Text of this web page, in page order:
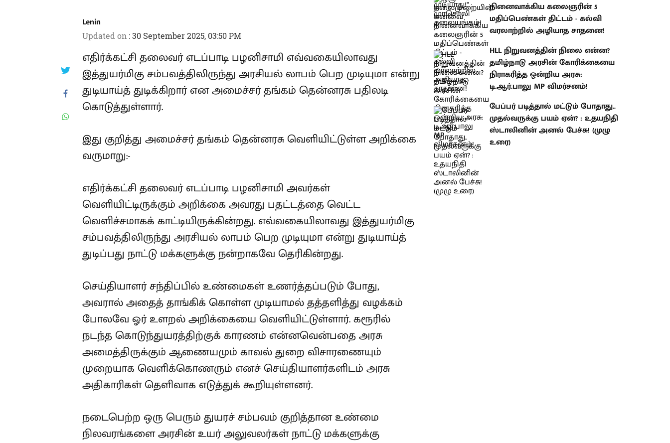
Lenin
Updated on :30 September 2025, 03:50 PM
எதிர்க்கட்சி தலைவர் எடப்பாடி பழனிசாமி எவ்வகையிலாவது
இத்துயர்மிகு சம்பவத்திலிருந்து அரசியல் லாபம் பெற முடியுமா என்று
துடியாய்த் துடிக்கிறார் என அமைச்சர் தங்கம் தென்னரசு பதிலடி
கொடுத்துள்ளார்.
இது குறித்து அமைச்சர் தங்கம் தென்னரசு வெளியிட்டுள்ள அறிக்கை
வருமாறு:-
எதிர்க்கட்சி தலைவர் எடப்பாடி பழனிசாமி அவர்கள்
வெளியிட்டிருக்கும் அறிக்கை அவரது பதட்டத்தை வெட்ட
வெளிச்சமாகக் காட்டியிருக்கின்றது. எவ்வகையிலாவது இத்துயர்மிகு
சம்பவத்திலிருந்து அரசியல் லாபம் பெற முடியுமா என்று துடியாய்த்
துடிப்பது நாட்டு மக்களுக்கு நன்றாகவே தெரிகின்றது.
செய்தியாளர் சந்திப்பில் உண்மைகள் உணர்த்தப்படும் போது,
அவரால் அதைத் தாங்கிக் கொள்ள முடியாமல் தத்தளித்து வழக்கம்
போலவே ஓர் உளறல் அறிக்கையை வெளியிட்டுள்ளார். கரூரில்
நடந்த கொடுந்துயரத்திற்குக் காரணம் என்னவென்பதை அரசு
அமைத்திருக்கும் ஆணையமும் காவல் துறை விசாரணையும்
முறையாக வெளிக்கொணரும் எனச் செய்தியாளர்களிடம் அரசு
அதிகாரிகள் தெளிவாக எடுத்துக் கூறியுள்ளனர்.
நடைபெற்ற ஒரு பெரும் துயரச் சம்பவம் குறித்தான உண்மை
நிலவரங்களை அரசின் உயர் அலுவலர்கள் நாட்டு மக்களுக்கு
நினைவாக்கிய கலைஞரின் 5
மதிப்பெண்கள் திட்டம் - கல்வி
வரலாற்றில் அழியாத சாதனை!
HLL நிறுவனத்தின் நிலை என்ன?
தமிழ்நாடு அரசின் கோரிக்கையை
நிராகரித்த ஒன்றிய அரசு:
டி.ஆர்.பாலு MP விமர்சனம்!
பேப்பர் படித்தால் மட்டும் போதாது..
முதல்வருக்கு பயம் ஏன்? : உதயநிதி
ஸ்டாலினின் அனல் பேச்சு! (முழு
உரை)